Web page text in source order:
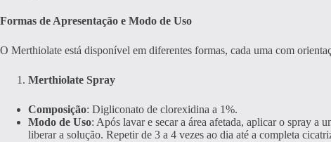
Formas de Apresentação e Modo de Uso
O Merthiolate está disponível em diferentes formas, cada uma com
Merthiolate Spray
Composição: Digliconato de clorexidina a 1%.
Modo de Uso: Após lavar e secar a área afetada, aplicar o spray a
liberar a solução. Repetir de 3 a 4 vezes ao dia até a completa